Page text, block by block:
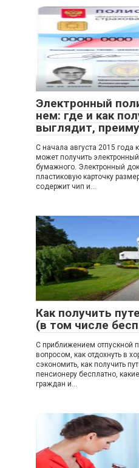
Электронный
нем: где и как
выглядит,
С начала августа 2015
может получить
бумажного. Электронный
пластиковую карточку
содержит чип и…
Как получить
(в том числе
С приближением отпускной
вопросом, как отдохнуть в
сэкономить, как получить
пенсионеру бесплатно,
граждан и…